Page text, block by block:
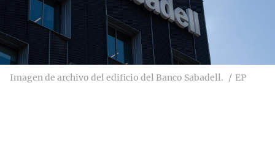
Imagen de archivo del edificio del Banco Sabadell. EP